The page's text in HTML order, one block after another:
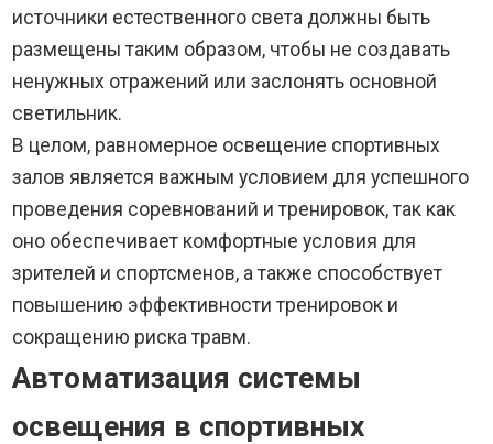
источники естественного света должны быть
размещены таким образом, чтобы не создавать
ненужных отражений или заслонять основной
светильник.
В целом, равномерное освещение спортивных
залов является важным условием для успешного
проведения соревнований и тренировок, так как
оно обеспечивает комфортные условия для
зрителей и спортсменов, а также способствует
повышению эффективности тренировок и
сокращению риска травм.
Автоматизация системы
освещения в спортивных